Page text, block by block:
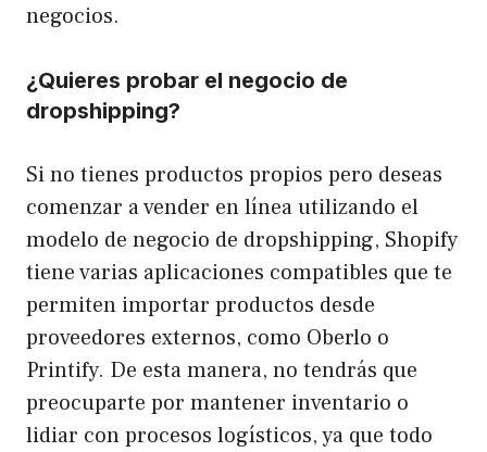
negocios.
¿Quieres probar el negocio de
dropshipping?
Si no tienes productos propios pero deseas
comenzar a vender en línea utilizando el
modelo de negocio de dropshipping, Shopify
tiene varias aplicaciones compatibles que te
permiten importar productos desde
proveedores externos, como Oberlo o
Printify. De esta manera, no tendrás que
preocuparte por mantener inventario o
lidiar con procesos logísticos, ya que todo